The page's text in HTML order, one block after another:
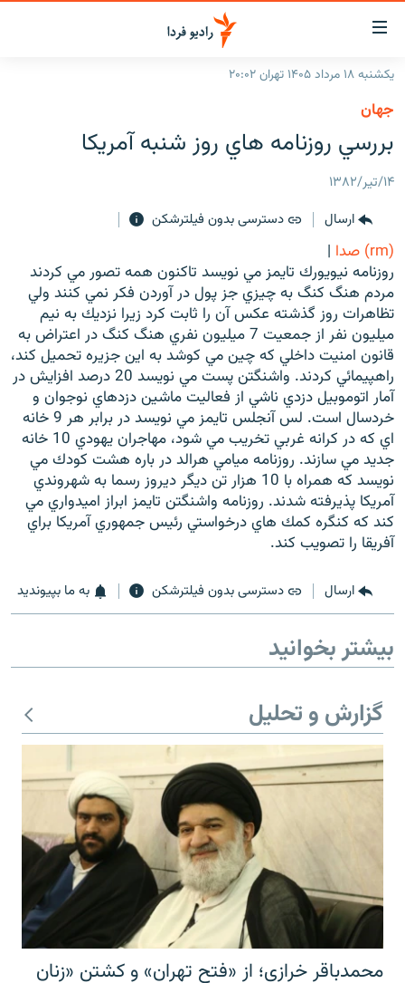
لینک‌های
قابلیت
دسترسی
بازگشت
منوی
اصلی
صفحه
جستجو
جهان
رادیو
انتخاب کنید و بشنوید
برنامه‌های رادیویی
فرکانس‌ها
پادکست
چندرسانه‌ای
گزارش‌های تصویری
گزارش‌های ویدئویی
زنان فردا
English
به ما بپیوندید
زبان‌های دیگر
یکشنبه ۱۸ مرداد ۱۴۰۵ تهران ۲۰:۰۲
جهان
بررسي روزنامه هاي روز شنبه آمريكا
۱۴/تیر/۱۳۸۲
ارسال
دسترسی بدون فیلترشکن
(rm) صدا
|
روزنامه نيويورك تايمز مي نويسد تاكنون همه تصور مي كردند
مردم هنگ كنگ به چيزي جز پول در آوردن فكر نمي كنند ولي
تظاهرات روز گذشته عكس آن را ثابت كرد زيرا نزديك به نيم
ميليون نفر از جمعيت 7 ميليون نفري هنگ كنگ در اعتراض به
قانون امنيت داخلي كه چين مي كوشد به اين جزيره تحميل كند،
راهپيمائي كردند. واشنگتن پست مي نويسد 20 درصد افزايش در
آمار اتوموبيل دزدي ناشي از فعاليت ماشين دزدهاي نوجوان و
خردسال است. لس آنجلس تايمز مي نويسد در برابر هر 9 خانه
اي كه در كرانه غربي تخريب مي شود، مهاجران يهودي 10 خانه
جديد مي سازند. روزنامه ميامي هرالد در باره هشت كودك مي
نويسد كه همراه با 10 هزار تن ديگر ديروز رسما به شهروندي
آمريكا پذيرفته شدند. روزنامه واشنگتن تايمز ابراز اميدواري مي
كند كه كنگره كمك هاي درخواستي رئيس جمهوري آمريكا براي
آفريقا را تصويب كند.
ارسال دسترسی بدون فیلترشکن به ما بپیوندید
بیشتر بخوانید
گزارش و تحلیل
محمدباقر خرازی؛ از «فتح تهران» و کشتن «زنان